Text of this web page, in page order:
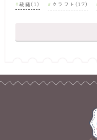
裁縫(1) クラフト(17)